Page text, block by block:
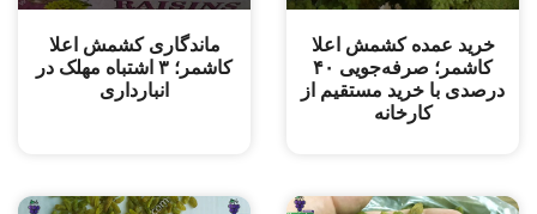
خرید عمده کشمش اعلا
کاشمر؛ صرفه‌جویی ۴۰
درصدی با خرید مستقیم از
کارخانه
ماندگاری کشمش اعلا
کاشمر؛ ۳ اشتباه مهلک در
انبارداری